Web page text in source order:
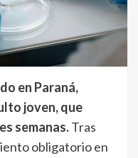
en Paraná,
joven, que
semanas.Tras
obligatorio en